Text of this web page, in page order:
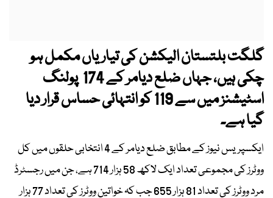
گلگت بلتستان الیکشن کی تیاریاں مکمل ہو
چکی ہیں، جہاں ضلع دیامر کے 174 پولنگ
اسٹیشنز میں سے 119 کو انتہائی حساس قرار دیا
گیا ہے۔
ایکسپریس نیوز کے مطابق ضلع دیامر کے 4 انتخابی حلقوں میں کل
ووٹرز کی مجموعی تعداد ایک لاکھ 58 ہزار 714 ہے، جن میں رجسٹرڈ
مرد ووٹرز کی تعداد 81 ہزار 655 جب کہ خواتین ووٹرز کی تعداد 77 ہزار